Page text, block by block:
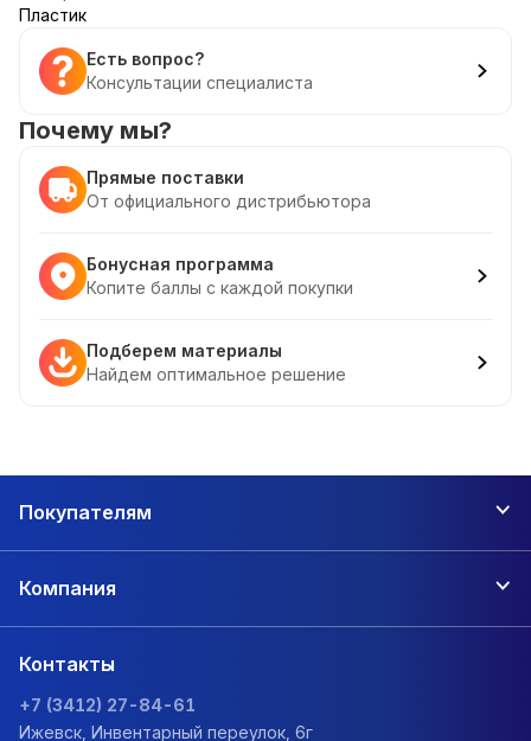
Пластик
Есть вопрос?
Консультации специалиста
Почему мы?
Прямые поставки
От официального дистрибьютора
Бонусная программа
Копите баллы с каждой покупки
Подберем материалы
Найдем оптимальное решение
Покупателям
Компания
Контакты
+7 (3412) 27-84-61
Ижевск, Инвентарный переулок, 6г